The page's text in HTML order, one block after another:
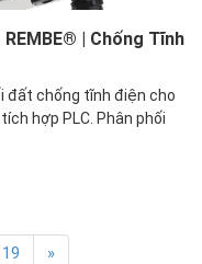
| Chống Tĩnh
đất chống tĩnh điện cho
hợp PLC. Phân phối
19 »